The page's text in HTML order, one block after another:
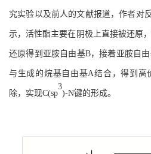
究实验以及前人的文献报道，作者对
示，活性酯主要在阴极上直接被还原
还原得到亚胺自由基B，接着亚胺自
与生成的烷基自由基A结合，得到高
除，实现C(sp
3
)-N键的形成。